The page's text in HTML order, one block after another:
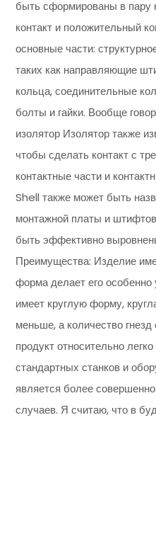
быть сформированы в пару
контакт и положительный
основные части:
таких как направляющие
кольца, соединительные
болты и гайки. Вообще
изолятор Изолятор также
чтобы сделать контакт с
контактные части и
Shell также может быть
монтажной платы и
быть эффективно
Преимущества: Изделие
форма делает его
имеет круглую форму,
меньше, а количество
продукт относительно
стандартных станков и
является более
случаев. Я считаю, что в